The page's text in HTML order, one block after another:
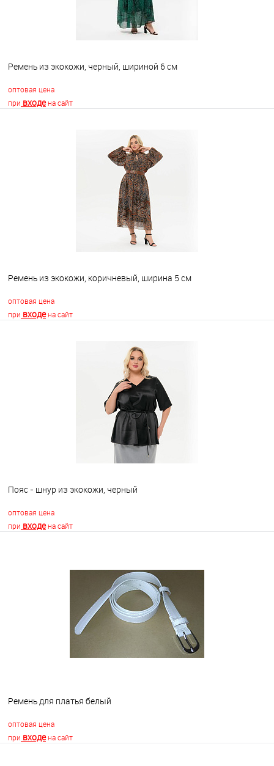
Ремень из экокожи, черный, шириной 6 см
оптовая цена
при входена сайт
В корзину
Ремень из экокожи, коричневый, ширина 5 см
оптовая цена
при входена сайт
В корзину
Пояс - шнур из экокожи, черный
оптовая цена
при входена сайт
Недоступно
Ремень для платья белый
оптовая цена
при входена сайт